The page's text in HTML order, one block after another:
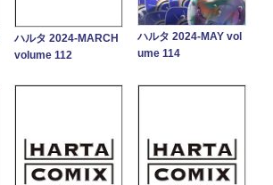
ハルタ 2024-MARCH
volume 112
ハルタ 2024-MAY vol
ume 114